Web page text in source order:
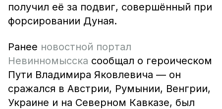
получил её за подвиг, совершённый при
форсировании Дуная.
Ранее новостной портал
Невинномысска сообщал о героическом
Пути Владимира Яковлевича — он
сражался в Австрии, Румынии, Венгрии,
Украине и на Северном Кавказе, был